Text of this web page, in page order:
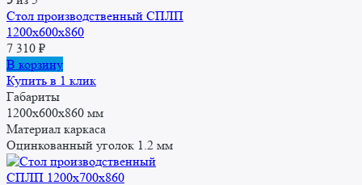
Стол производственный СПЛП
1200х600х860
7 310 ₽
В корзину
Купить в 1 клик
Габариты
1200x600x860 мм
Материал каркаса
Оцинкованный уголок 1.2 мм